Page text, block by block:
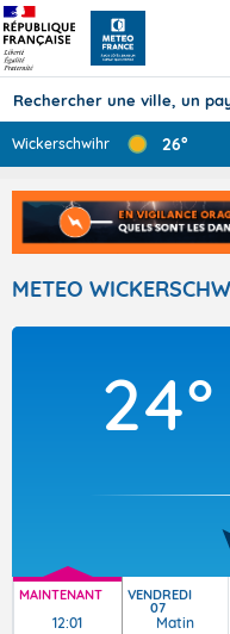
TOUS
Wickerschwihr 26°
METEO
24°
MAINTENANT
12:01
VENDREDI
07
Matin